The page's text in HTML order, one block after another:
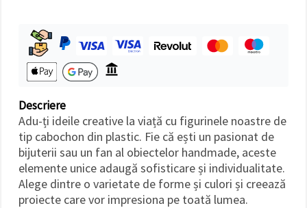
Setări
Descriere
Adu-ți ideile creative la viață cu figurinele noastre de
tip cabochon din plastic. Fie că ești un pasionat de
bijuterii sau un fan al obiectelor handmade, aceste
elemente unice adaugă sofisticare și individualitate.
Alege dintre o varietate de forme și culori și creează
proiecte care vor impresiona pe toată lumea.